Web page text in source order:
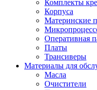
Комплекты
Корпуса
Материнские
Оперативная
Платы
Трансиверы
Материалы для
Масла
Очистители